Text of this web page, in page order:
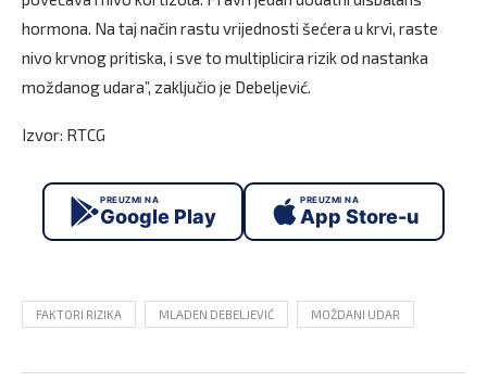
hormona. Na taj način rastu vrijednosti šećera u krvi, raste
nivo krvnog pritiska, i sve to multiplicira rizik od nastanka
moždanog udara”, zaključio je Debeljević.
Izvor: RTCG
PREUZMI NA
Google Play
PREUZMI NA
App Store-u
FAKTORI RIZIKA MLADEN DEBELJEVIĆ MOŽDANI UDAR